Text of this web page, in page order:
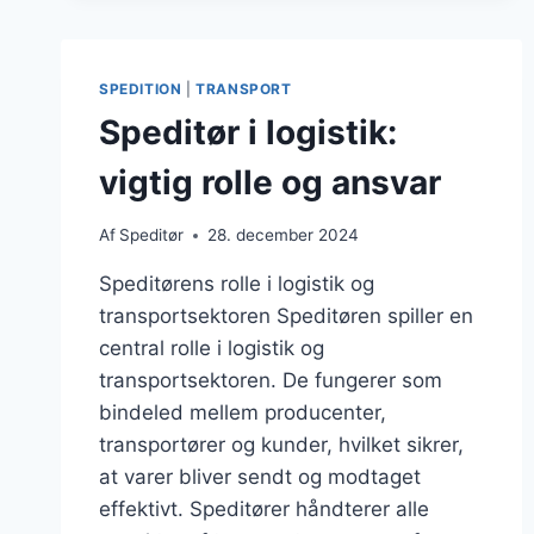
SPEDITION |TRANSPORT
Speditør i logistik:
vigtig rolle og ansvar
Af Speditør 28. december 2024
Speditørens rolle i logistik og
transportsektoren Speditøren spiller en
central rolle i logistik og
transportsektoren. De fungerer som
bindeled mellem producenter,
transportører og kunder, hvilket sikrer,
at varer bliver sendt og modtaget
effektivt. Speditører håndterer alle